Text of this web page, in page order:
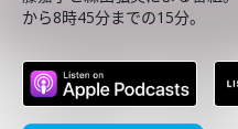
から8時45分までの15分。